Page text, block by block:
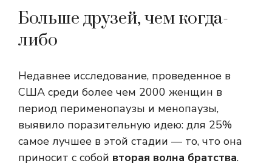
Больше друзей, чем когда-
либо
Недавнее исследование, проведенное в
США среди более чем 2000 женщин в
период перименопаузы и менопаузы,
выявило поразительную идею: для 25%
самое лучшее в этой стадии — то, что она
приносит с собой вторая волна братства.